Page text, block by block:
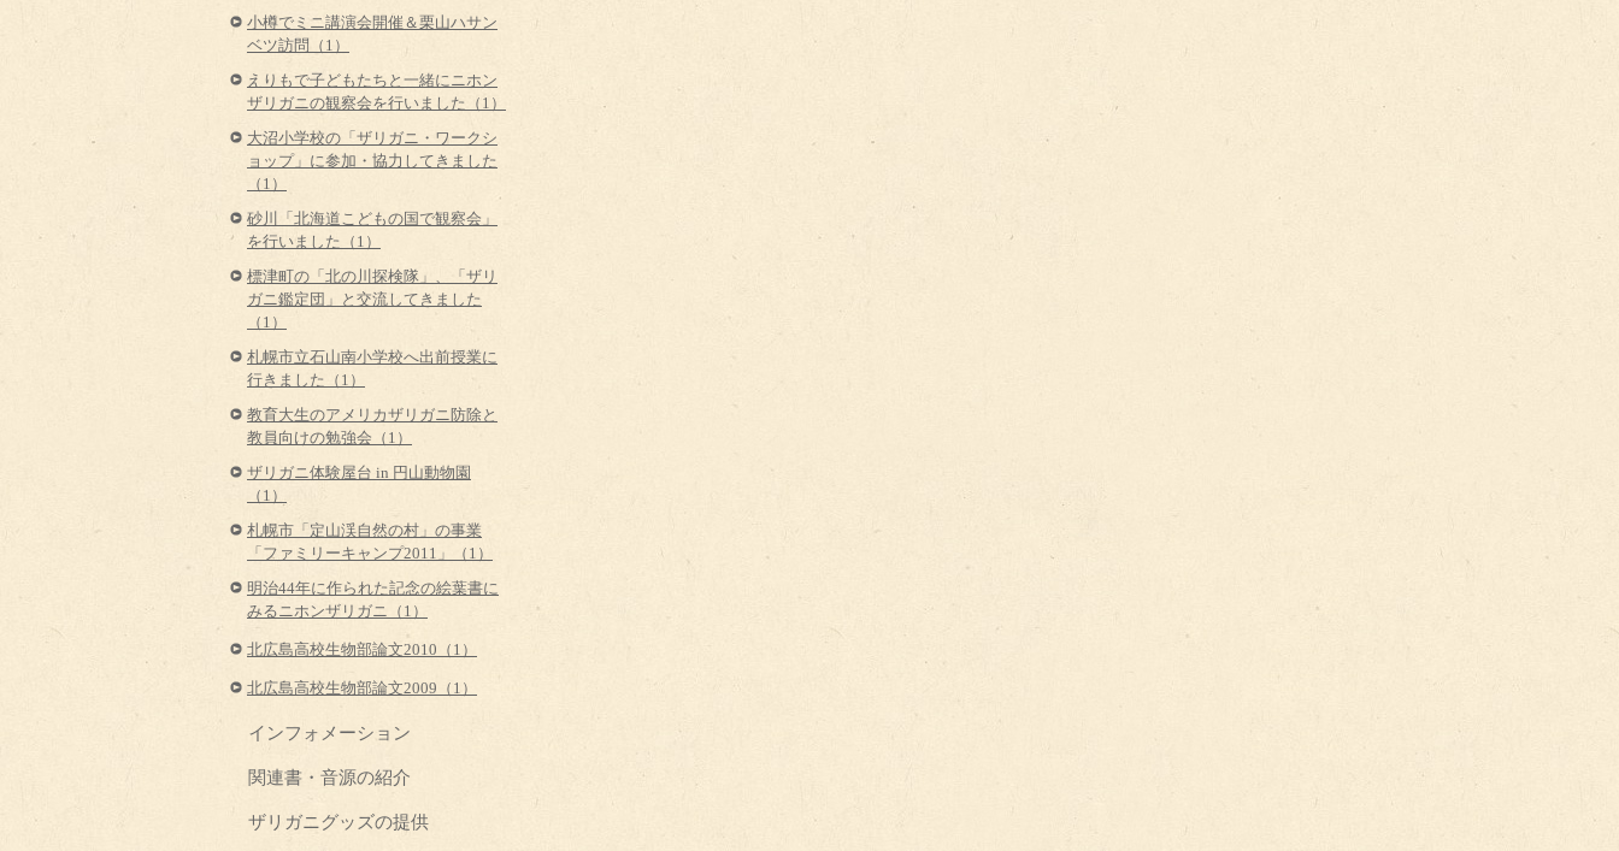
小樽でミニ講演会開催＆栗山ハサン
ベツ訪問（1）
えりもで子どもたちと一緒にニホン
ザリガニの観察会を行いました（1）
大沼小学校の「ザリガニ・ワークシ
ョップ」に参加・協力してきました
（1）
砂川「北海道こどもの国で観察会」
を行いました（1）
標津町の「北の川探検隊」、「ザリ
ガニ鑑定団」と交流してきました
（1）
札幌市立石山南小学校へ出前授業に
行きました（1）
教育大生のアメリカザリガニ防除と
教員向けの勉強会（1）
ザリガニ体験屋台 in 円山動物園
（1）
札幌市「定山渓自然の村」の事業
「ファミリーキャンプ2011」（1）
明治44年に作られた記念の絵葉書に
みるニホンザリガニ（1）
北広島高校生物部論文2010（1）
北広島高校生物部論文2009（1）
インフォメーション
関連書・音源の紹介
ザリガニグッズの提供